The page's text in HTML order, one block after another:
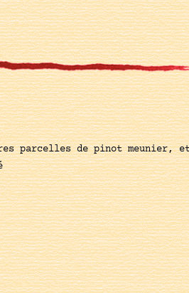
parcelles de pinot meunier, et